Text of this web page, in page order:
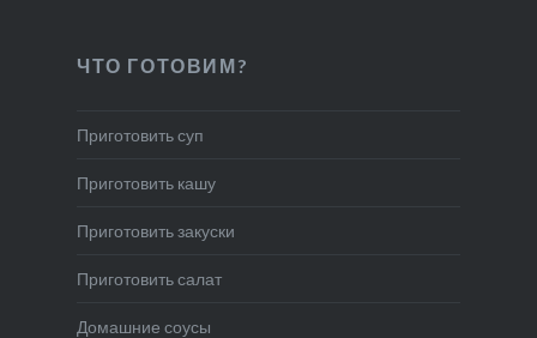
ЧТО ГОТОВИМ?
Приготовить суп
Приготовить кашу
Приготовить закуски
Приготовить салат
Домашние соусы